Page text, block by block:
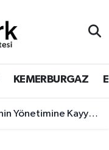
KEMERBURGAZ
Kayyum Atandı